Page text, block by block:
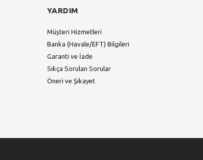
YARDIM
Müşteri Hizmetleri
Banka (Havale/EFT) Bilgileri
Garanti ve İade
Sıkça Sorulan Sorular
Öneri ve Şikayet